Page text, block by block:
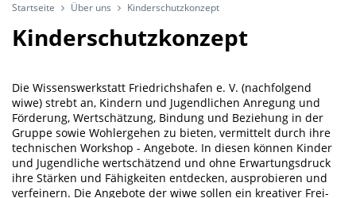
Startseite Über uns Kinderschutzkonzept
Kinderschutzkonzept
Die Wissenswerkstatt Friedrichshafen e. V. (nachfolgend
wiwe) strebt an, Kindern und Jugendlichen Anregung und
Förderung, Wertschätzung, Bindung und Beziehung in der
Gruppe sowie Wohlergehen zu bieten, vermittelt durch ihre
technischen Workshop - Angebote. In diesen können Kinder
und Jugendliche wertschätzend und ohne Erwartungsdruck
ihre Stärken und Fähigkeiten entdecken, ausprobieren und
verfeinern. Die Angebote der wiwe sollen ein kreativer Frei-